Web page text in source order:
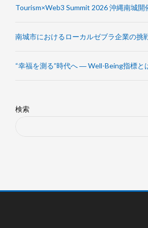
Tourism×Web3 Summit 2026 沖縄南城開
南城市におけるローカルゼブラ企業の挑
“幸福を測る”時代へ ― Well-Being指標と
検索